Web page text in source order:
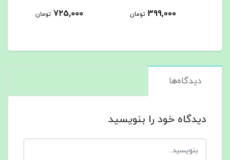
725,000 تومان 725,000 تومان
دیدگاه‌ها
دیدگاه خود را بنویسید